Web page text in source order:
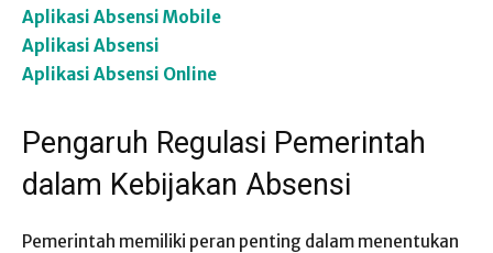
Aplikasi Absensi Mobile
Aplikasi Absensi
Aplikasi Absensi Online
Pengaruh Regulasi Pemerintah
dalam Kebijakan Absensi
Pemerintah memiliki peran penting dalam menentukan